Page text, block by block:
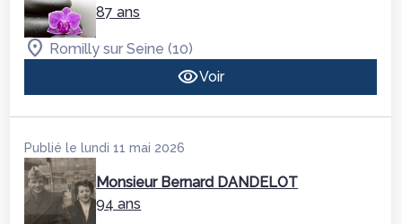
87 ans
Romilly sur Seine (10)
Voir
Publié le lundi 11 mai 2026
Monsieur Bernard DANDELOT
94 ans